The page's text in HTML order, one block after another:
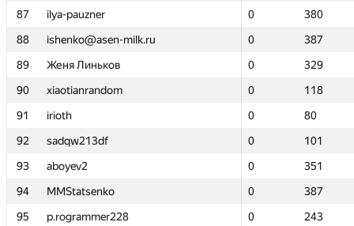
87
ilya-pauzner 0
380
88
ishenko@asen-milk.ru 0
387
89
Женя Линьков 0
329
90
xiaotianrandom 0
118
91
irioth 0
80
92
sadqw213df 0
101
93
aboyev2 0
351
94
MMStatsenko 0
387
95
p.rogrammer228 0
243
87
ilya-pauzner 0
380
88
ishenko@asen-milk.ru 0
387
89
Женя Линьков 0
329
90
xiaotianrandom 0
118
91
irioth 0
80
92
sadqw213df 0
101
93
aboyev2 0
351
94
MMStatsenko 0
387
95
p.rogrammer228 0
243